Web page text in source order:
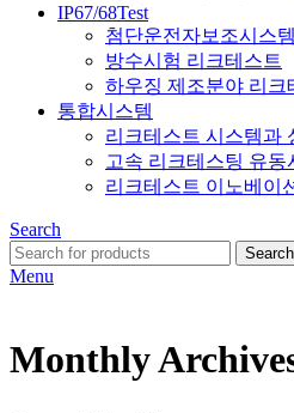
IP67/68Test
첨단운전자보조시스
방수시험 리크테스트
하우징 제조분야 리크
통합시스템
리크테스트 시스템과
고속 리크테스팅 유동
리크테스트 이노베이
Search
Search
Menu
Monthly